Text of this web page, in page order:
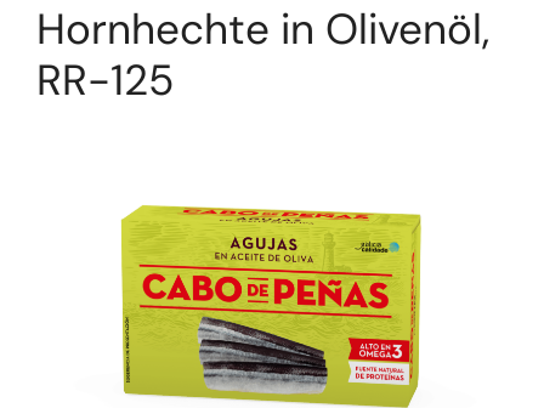
Hornhechte in Olivenöl,
RR-125